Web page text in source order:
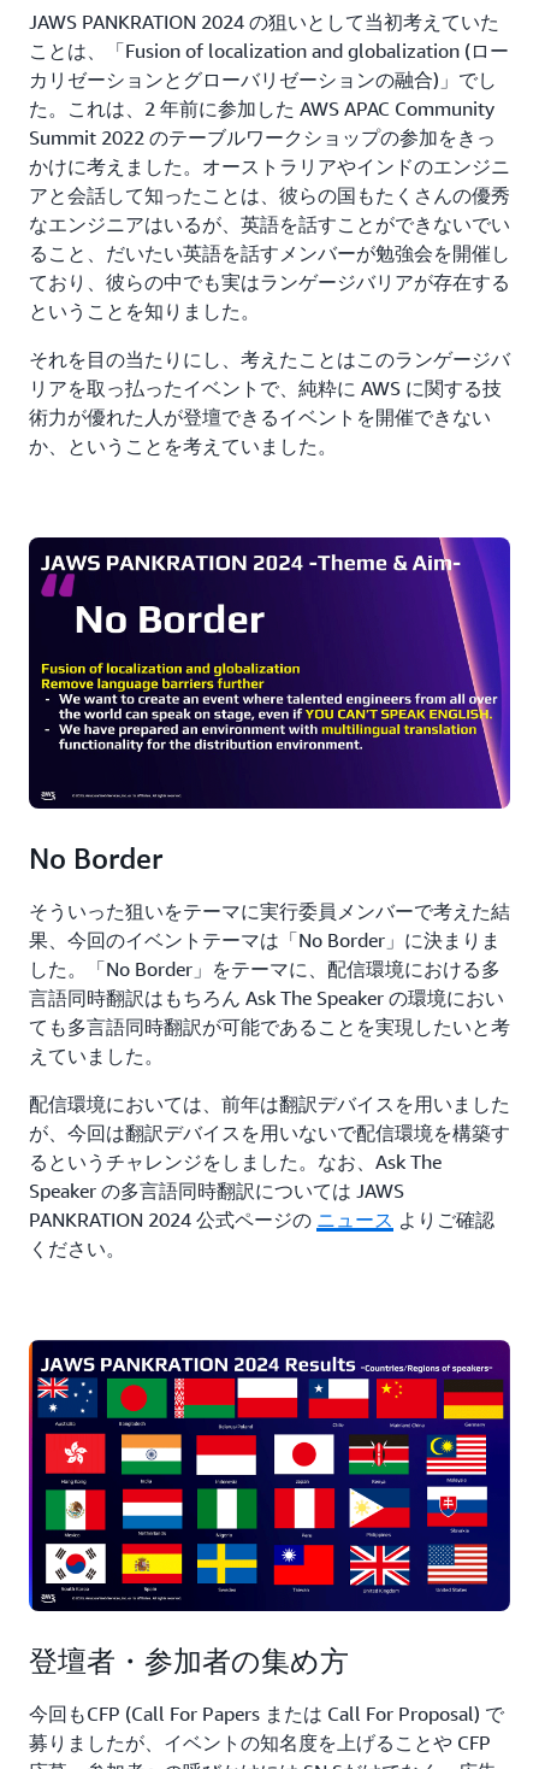
JAWS PANKRATION 2024 の狙いとして当初考えていた
ことは、「Fusion of localization and globalization (ロー
カリゼーションとグローバリゼーションの融合)」でし
た。これは、2 年前に参加した AWS APAC Community
Summit 2022 のテーブルワークショップの参加をきっ
かけに考えました。オーストラリアやインドのエンジニ
アと会話して知ったことは、彼らの国もたくさんの優秀
なエンジニアはいるが、英語を話すことができないでい
ること、だいたい英語を話すメンバーが勉強会を開催し
ており、彼らの中でも実はランゲージバリアが存在する
ということを知りました。
それを目の当たりにし、考えたことはこのランゲージバ
リアを取っ払ったイベントで、純粋に AWS に関する技
術力が優れた人が登壇できるイベントを開催できない
か、ということを考えていました。
No Border
そういった狙いをテーマに実行委員メンバーで考えた結
果、今回のイベントテーマは「No Border」に決まりま
した。「No Border」をテーマに、配信環境における多
言語同時翻訳はもちろん Ask The Speaker の環境におい
ても多言語同時翻訳が可能であることを実現したいと考
えていました。
配信環境においては、前年は翻訳デバイスを用いました
が、今回は翻訳デバイスを用いないで配信環境を構築す
るというチャレンジをしました。なお、Ask The
Speaker の多言語同時翻訳については JAWS
PANKRATION 2024 公式ページの ニュース よりご確認
ください。
登壇者・参加者の集め方
今回もCFP (Call For Papers または Call For Proposal) で
募りましたが、イベントの知名度を上げることや CFP